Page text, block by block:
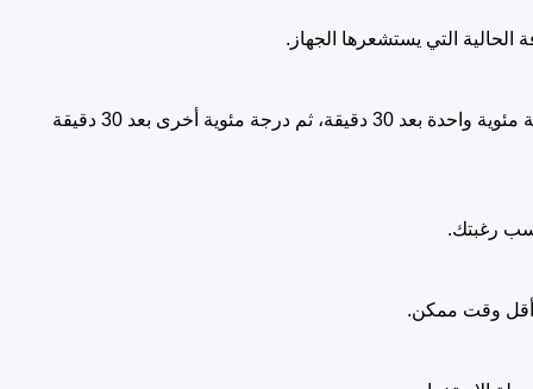
التي يستشعرها الجهاز.
تتيح لك تحديد مدة تشغيل الخاصية من ساعة واحدة حتى 7 ساعات. وخلال العمل في وضعي التبريد أو إزالة الرطوبة، ترتفع درجة الحرارة درجة مئوية واحدة بعد 30 دقيقة، ثم درجة مئوية أخرى بعد 30 دقيقة
رغبتك.